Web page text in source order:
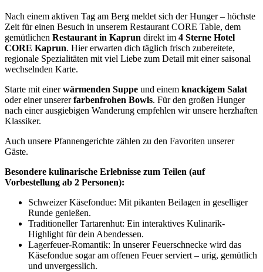
Nach einem aktiven Tag am Berg meldet sich der Hunger – höchste
Zeit für einen Besuch in unserem Restaurant CORE Table, dem
gemütlichen Restaurant in Kaprun direkt im 4 Sterne Hotel
CORE Kaprun. Hier erwarten dich täglich frisch zubereitete,
regionale Spezialitäten mit viel Liebe zum Detail mit einer saisonal
wechselnden Karte.
Starte mit einerwärmenden Suppe und einem knackigem Salat
oder einer unsererfarbenfrohen Bowls. Für den großen Hunger
nach einer ausgiebigen Wanderung empfehlen wir unsere herzhaften
Klassiker.
Auch unsere Pfannengerichte zählen zu den Favoriten unserer
Gäste.
Besondere kulinarische Erlebnisse zum Teilen (auf
Vorbestellung ab 2 Personen):
Schweizer Käsefondue: Mit pikanten Beilagen in geselliger
Runde genießen.
Traditioneller Tartarenhut: Ein interaktives Kulinarik-
Highlight für dein Abendessen.
Lagerfeuer-Romantik: In unserer Feuerschnecke wird das
Käsefondue sogar am offenen Feuer serviert – urig, gemütlich
und unvergesslich.